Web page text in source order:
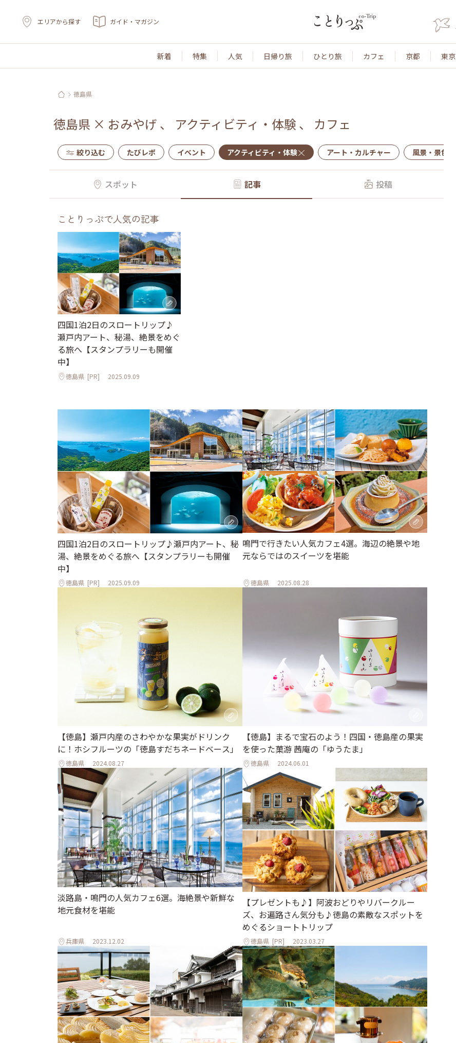
エリアから探す ガイド・マガジン
新着 特集 人気 日帰り旅 ひとり旅 カフェ 京都 東京
徳島県
徳島県 × おみやげ 、 アクティビティ・体験 、 カフェ
絞り込む たびレポ イベント アクティビティ・体験 アート・カルチャー 風景・景色
スポット 記事 投稿
ことりっぷで人気の記事
四国1泊2日のスロートリップ♪
瀬戸内アート、秘湯、絶景をめぐ
る旅へ【スタンプラリーも開催
中】
徳島県 [PR] 2025.09.09
四国1泊2日のスロートリップ♪瀬戸内アート、秘
湯、絶景をめぐる旅へ【スタンプラリーも開催
中】
徳島県 [PR] 2025.09.09
鳴門で行きたい人気カフェ4選。海辺の絶景や地
元ならではのスイーツを堪能
徳島県 2025.08.28
【徳島】瀬戸内産のさわやかな果実がドリンク
に！ホシフルーツの「徳島すだちネードベース」
徳島県 2024.08.27
【徳島】まるで宝石のよう！四国・徳島産の果実
を使った菓游 茜庵の「ゆうたま」
徳島県 2024.06.01
淡路島・鳴門の人気カフェ6選。海絶景や新鮮な
地元食材を堪能
兵庫県 2023.12.02
【プレゼントも♪】阿波おどりやリバークルー
ズ、お遍路さん気分も♪徳島の素敵なスポットを
めぐるショートトリップ
徳島県 [PR] 2023.03.27